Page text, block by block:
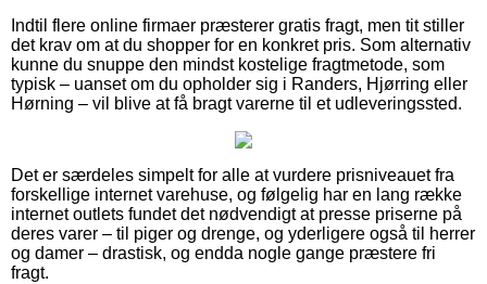
Indtil flere online firmaer præsterer gratis fragt, men tit stiller
det krav om at du shopper for en konkret pris. Som alternativ
kunne du snuppe den mindst kostelige fragtmetode, som
typisk – uanset om du opholder sig i Randers, Hjørring eller
Hørning – vil blive at få bragt varerne til et udleveringssted.
Det er særdeles simpelt for alle at vurdere prisniveauet fra
forskellige internet varehuse, og følgelig har en lang række
internet outlets fundet det nødvendigt at presse priserne på
deres varer – til piger og drenge, og yderligere også til herrer
og damer – drastisk, og endda nogle gange præstere fri
fragt.